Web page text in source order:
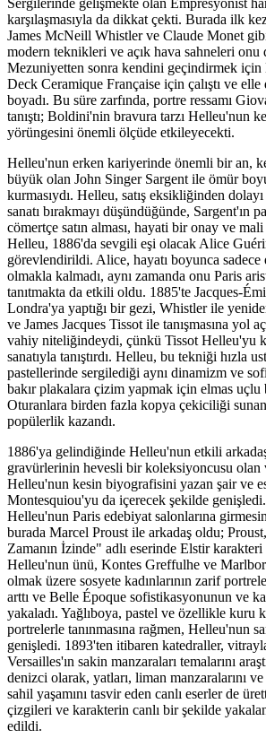
karşılaşmasıyla da dikkat çekti. Burada ilk
James McNeill Whistler ve Claude Monet
modern teknikleri ve açık hava sahneleri onu
Mezuniyetten sonra kendini geçindirmek
Deck Ceramique Française için çalıştı ve
boyadı. Bu süre zarfında, portre ressamı
tanıştı; Boldini'nin bravura tarzı Helleu'nun
yörüngesini önemli ölçüde etkileyecekti.
Helleu'nun erken kariyerinde önemli bir an,
büyük olan John Singer Sargent ile ömür
kurmasıydı. Helleu, satış eksikliğinden dolayı
sanatı bırakmayı düşündüğünde, Sargent'ın
cömertçe satın alması, hayati bir onay ve
Helleu, 1886'da sevgili eşi olacak Alice
görevlendirildi. Alice, hayatı boyunca sadece
olmakla kalmadı, aynı zamanda onu Paris
tanıtmakta da etkili oldu. 1885'te Jacques-
Londra'ya yaptığı bir gezi, Whistler ile
ve James Jacques Tissot ile tanışmasına yol
vahiy niteliğindeydi, çünkü Tissot Helleu'yu
sanatıyla tanıştırdı. Helleu, bu tekniği hızla
pastellerinde sergilediği aynı dinamizm ve
bakır plakalara çizim yapmak için elmas uçlu
Oturanlara birden fazla kopya çekiciliği
popülerlik kazandı.
1886'ya gelindiğinde Helleu'nun etkili
gravürlerinin hevesli bir koleksiyoncusu olan
Helleu'nun kesin biyografisini yazan şair ve
Montesquiou'yu da içerecek şekilde
Helleu'nun Paris edebiyat salonlarına
burada Marcel Proust ile arkadaş oldu;
Zamanın İzinde" adlı eserinde Elstir
Helleu'nun ünü, Kontes Greffulhe ve
olmak üzere sosyete kadınlarının zarif
arttı ve Belle Époque sofistikasyonunun ve
yakaladı. Yağlıboya, pastel ve özellikle kuru
portrelerle tanınmasına rağmen, Helleu'nun
genişledi. 1893'ten itibaren katedraller,
Versailles'ın sakin manzaraları temalarını
denizci olarak, yatları, liman manzaralarını
sahil yaşamını tasvir eden canlı eserler de
çizgileri ve karakterin canlı bir şekilde
edildi.